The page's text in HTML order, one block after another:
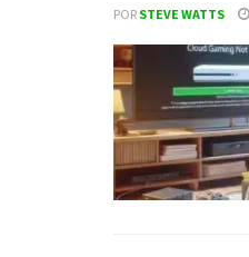
POR STEVE WATTS